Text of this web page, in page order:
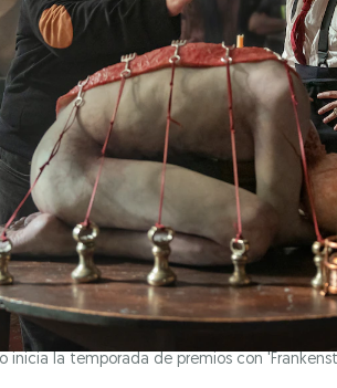
inicia la temporada de premios con